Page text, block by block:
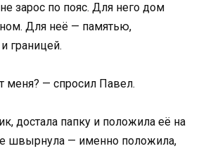
зарос по пояс. Для него дом
Для неё — памятью,
границей.
меня? — спросил Павел.
достала папку и положила её на
швырнула — именно положила,